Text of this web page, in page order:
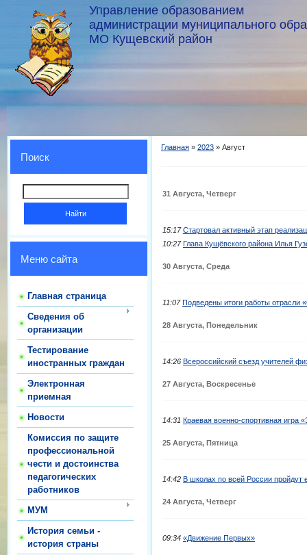
Управление образованием
администрации муниципального
МО Кущевский район
Поиск
Меню сайта
Главная страница
Сведения об
организации
Тестирование
иностранных граждан
Электронная
приемная
Новости
Комиссия по защите
профессиональной
чести и достоинства
педагогических
работников
МУМ
История семьи -
история страны
Главная » 2023 » Август
31 Августа, Четверг
15:17 Стартовал активный этап
10:27 Глава Кущёвского района Илья
30 Августа, Среда
11:07 Подведены итоги работы отрасли
28 Августа, Понедельник
14:26 Всероссийский съезд учителей
27 Августа, Воскресенье
14:31 Краевая военно-спортивная игра
25 Августа, Пятница
14:42 В школах по всей России пройдут
24 Августа, Четверг
09:34 «Движение Первых»